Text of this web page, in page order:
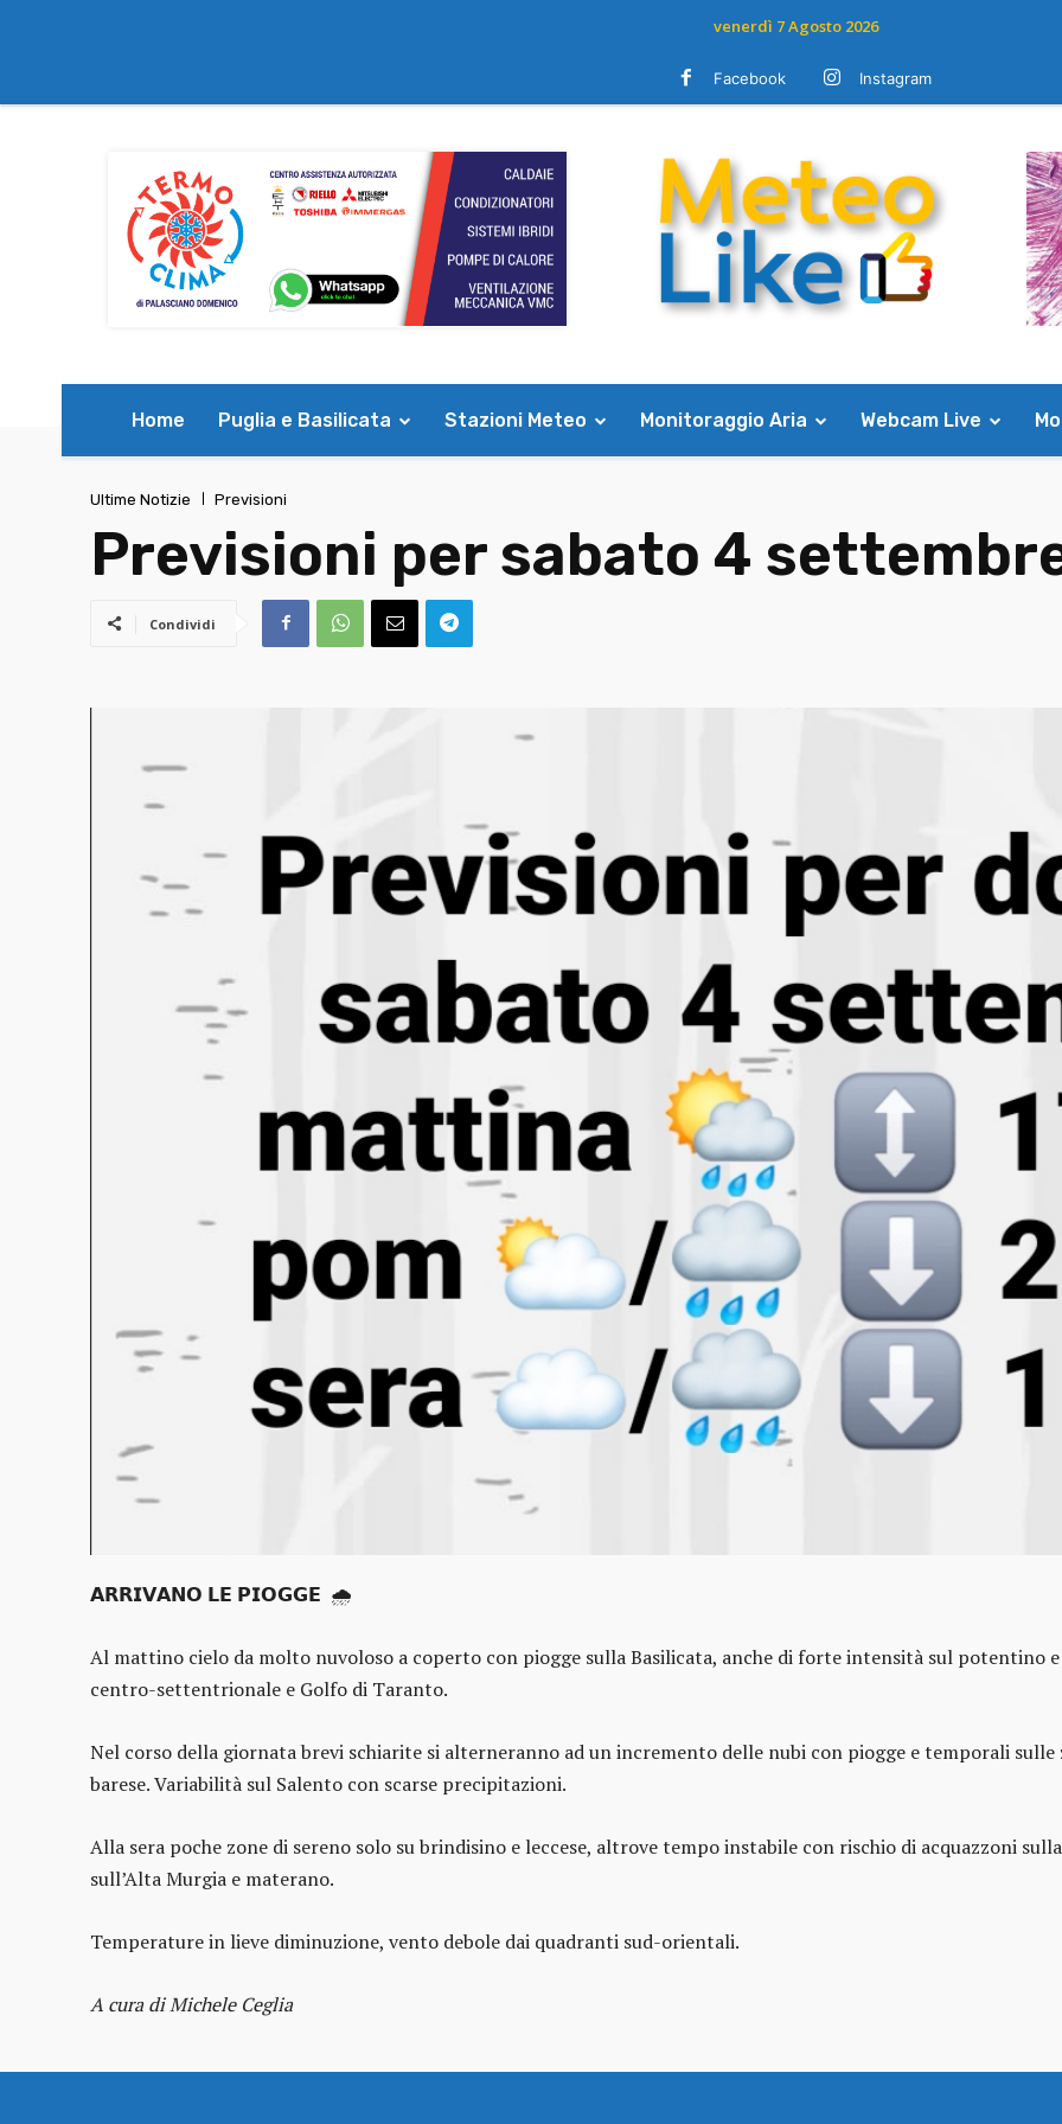
venerdì 7 Agosto 2026
Facebook Instagram
Home Puglia e Basilicata Stazioni Meteo Monitoraggio Aria Webcam Live
Ultime Notizie Previsioni
Previsioni per sabato 4
Condividi
𝗔𝗥𝗥𝗜𝗩𝗔𝗡𝗢 𝗟𝗘 𝗣𝗜𝗢𝗚𝗚𝗘 🌧️
Al mattino cielo da molto nuvoloso a coperto con piogge sulla Basilicata, anche di forte intensità sul potentino
centro-settentrionale e Golfo di Taranto.
Nel corso della giornata brevi schiarite si alterneranno ad un incremento delle nubi con piogge e temporali
barese. Variabilità sul Salento con scarse precipitazioni.
Alla sera poche zone di sereno solo su brindisino e leccese, altrove tempo instabile con rischio di acquazzoni
sull’Alta Murgia e materano.
Temperature in lieve diminuzione, vento debole dai quadranti sud-orientali.
A cura di Michele Ceglia